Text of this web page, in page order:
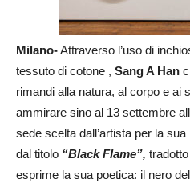
Milano-Attraverso l’uso di
tessuto di cotone , Sang A Han
rimandi alla natura, al corpo e ai
ammirare sino al 13 settembre
sede scelta dall’artista per la
dal titolo “Black Flame”,
esprime la sua poetica: il nero